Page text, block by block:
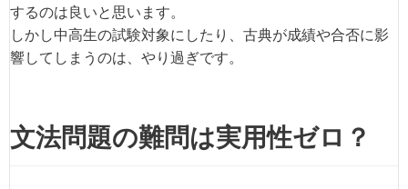
するのは良いと思います。
しかし中高生の試験対象にしたり、古典が成績や合否に影
響してしまうのは、やり過ぎです。
文法問題の難問は実用性ゼロ？